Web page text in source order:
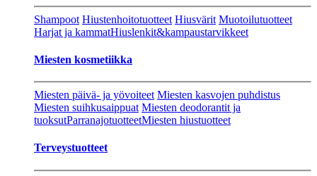
Shampoot Hiustenhoitotuotteet Hiusvärit Muotoilutuotteet
Harjat ja kammatHiuslenkit&kampaustarvikkeet
Miesten kosmetiikka
Miesten päivä- ja yövoiteet Miesten kasvojen puhdistus
Miesten suihkusaippuat Miesten deodorantit ja
tuoksutParranajotuotteetMiesten hiustuotteet
Terveystuotteet